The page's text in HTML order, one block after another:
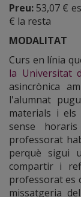
Preu: 53,07 €
€ la resta
MODALITAT
Curs en línia
la Universitat
asincrònica
l'alumnat
materials i els
sense
professorat
perquè sigui
compartir i
professorat es
missatgeria